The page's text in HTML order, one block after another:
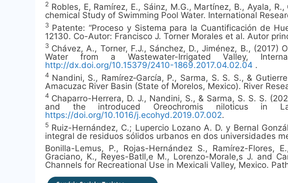
2 Robles, E, Ramírez, E., Sáinz, M.G., Martínez, B., Ayala,
chemical Study of Swimming Pool Water. International
3 Patente: “Proceso y Sistema para la Cuantificación de
12130. Co-Autor: Francisco J. Torner Morales et al. Autor
3 Chávez, A., Torner, F.J., Sánchez, D., Jiménez, B.,
Water from a Wastewater-Irrigated Valley,
http://dx.doi.org/10.15379/2410-1869.2017.04.02.04 .
4 Nandini, S., Ramírez‐García, P., Sarma, S. S. S., &
Amacuzac River Basin (State of Morelos, Mexico). River
4 Chaparro-Herrera, D. J., Nandini, S., & Sarma, S. S. S.
and the introduced Oreochromis niloticus in
https://doi.org/10.1016/j.ecohyd.2019.07.002.
5 Ruiz-Hernández, C.; Lupercio Lozano A. D. y Bernal
integral de residuos sólidos urbanos en dos universidades
Bonilla-Lemus, P., Rojas-Hernández S., Ramírez-Flores,
Graciano, K., Reyes-Batll,e M., Lorenzo-Morale,s J. and
Channels for Recreational Use in Mexicali Valley, Mexico.